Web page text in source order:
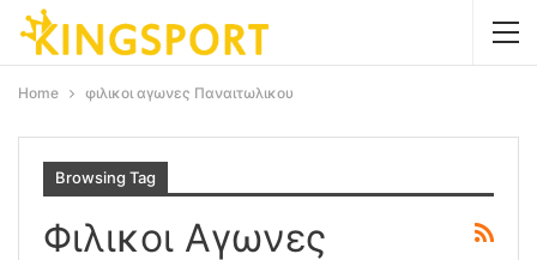
Home φιλικοι αγωνες Παναιτωλικου
Browsing Tag
Φιλικοι Αγωνες